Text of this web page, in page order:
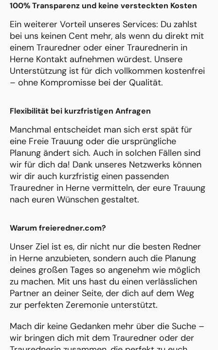
100% Transparenz und keine versteckten Kosten
Ein weiterer Vorteil unseres Services: Du zahlst
bei uns keinen Cent mehr, als wenn du direkt mit
einem Trauredner oder einer Traurednerin in
Herne Kontakt aufnehmen würdest. Unsere
Unterstützung ist für dich vollkommen kostenfrei
– ohne Kompromisse bei der Qualität.
Flexibilität bei kurzfristigen Anfragen
Manchmal entscheidet man sich erst spät für
eine Freie Trauung oder die ursprüngliche
Planung ändert sich. Auch in solchen Fällen sind
wir für dich da! Dank unseres Netzwerks können
wir dir auch kurzfristig einen passenden
Trauredner in Herne vermitteln, der eure Trauung
nach euren Wünschen gestaltet.
Warum freieredner.com?
Unser Ziel ist es, dir nicht nur die besten Redner
in Herne anzubieten, sondern auch die Planung
deines großen Tages so angenehm wie möglich
zu machen. Mit uns hast du einen verlässlichen
Partner an deiner Seite, der dich auf dem Weg
zur perfekten Zeremonie unterstützt.
Mach dir keine Gedanken mehr über die Suche –
wir bringen dich mit dem Trauredner oder der